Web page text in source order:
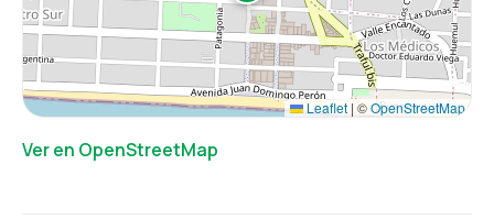
Leaflet | ©OpenStreetMap
Ver en OpenStreetMap